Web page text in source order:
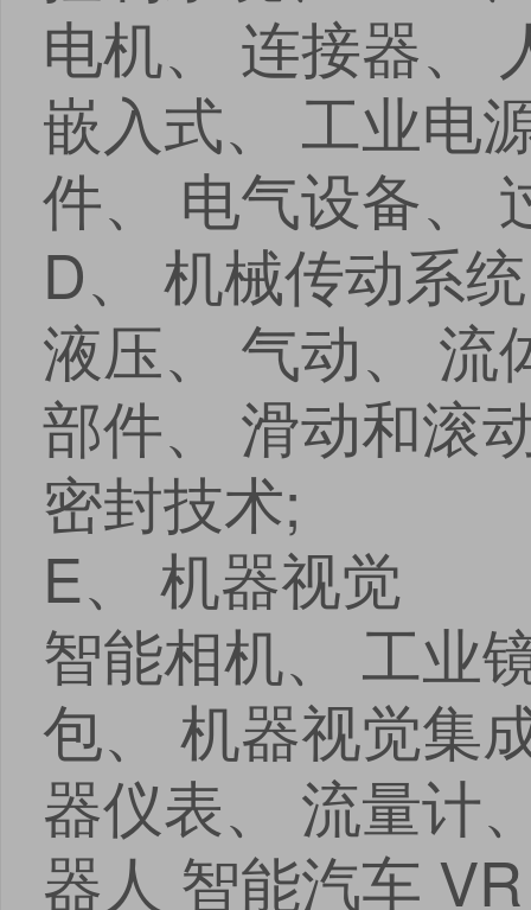
电机、 连接器、
嵌入式、 工业电
件、 电气设备、
D、 机械传动系统
液压、 气动、 流
部件、 滑动和滚
密封技术;
E、 机器视觉
智能相机、 工业
包、 机器视觉集
器仪表、 流量计
器人 智能汽车